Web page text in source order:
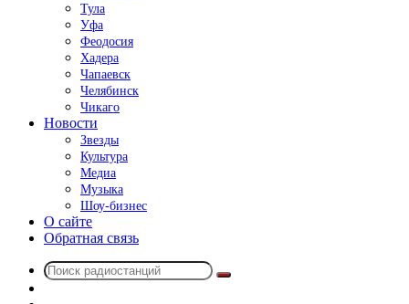
Тула
Уфа
Феодосия
Хадера
Чапаевск
Челябинск
Чикаго
Новости
Звезды
Культура
Медиа
Музыка
Шоу-бизнес
О сайте
Обратная связь
Поиск